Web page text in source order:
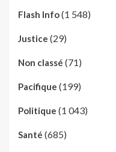
Flash Info(1 548)
Justice (29)
Non classé (71)
Pacifique (199)
Politique (1 043)
Santé (685)